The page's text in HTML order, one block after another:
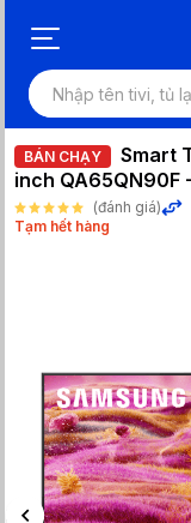
BÁN CHẠY
Smart
inch QA65QN90F
(đánh giá)
Tạm hết hàng